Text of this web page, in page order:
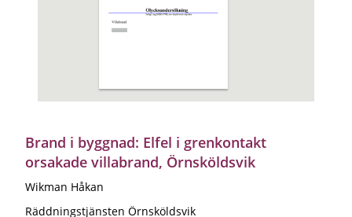
Brand i byggnad: Elfel i grenkontakt
orsakade villabrand, Örnsköldsvik
Wikman Håkan
Räddningstjänsten Örnsköldsvik